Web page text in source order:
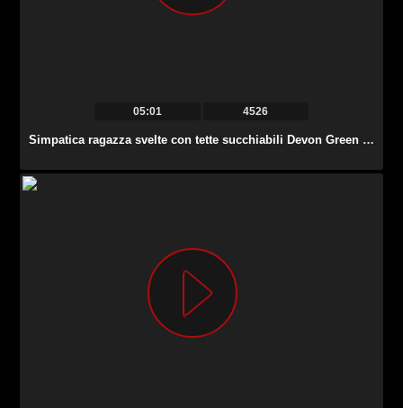
05:01 4526
Simpatica ragazza svelte con tette succhiabili Devon Green ama riempire il cazzo.